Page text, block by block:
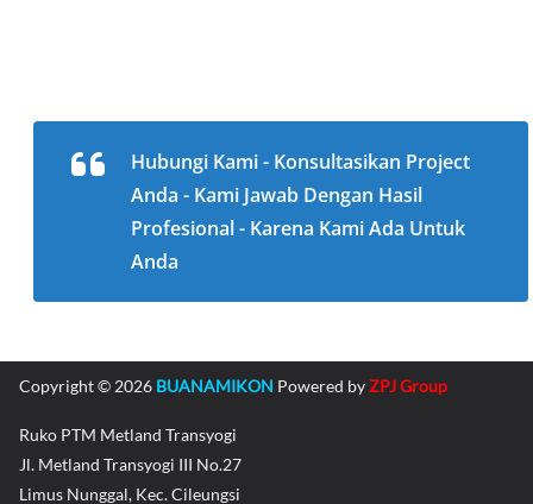
Hubungi Kami - Konsultasikan Project
Anda - Kami Jawab Dengan Hasil
Profesional - Karena Kami Ada Untuk
Anda
Copyright © 2026 BUANAMIKON Powered byZPJ Group
Ruko PTM Metland Transyogi
Jl. Metland Transyogi III No.27
Limus Nunggal, Kec. Cileungsi